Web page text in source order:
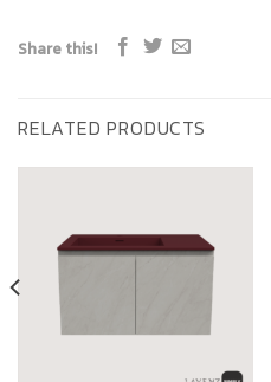
Share this!
RELATED PRODUCTS